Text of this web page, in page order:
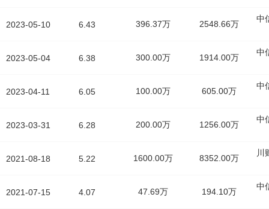
2023-05-10
2023-05-04
2023-04-11
2023-03-31
2021-08-18
2021-07-15
6.43 396.37万 2548.66万
中
6.38 300.00万 1914.00万
中
6.05 100.00万 605.00万
中
6.28 200.00万 1256.00万
中
5.22 1600.00万 8352.00万
川
4.07 47.69万 194.10万
中